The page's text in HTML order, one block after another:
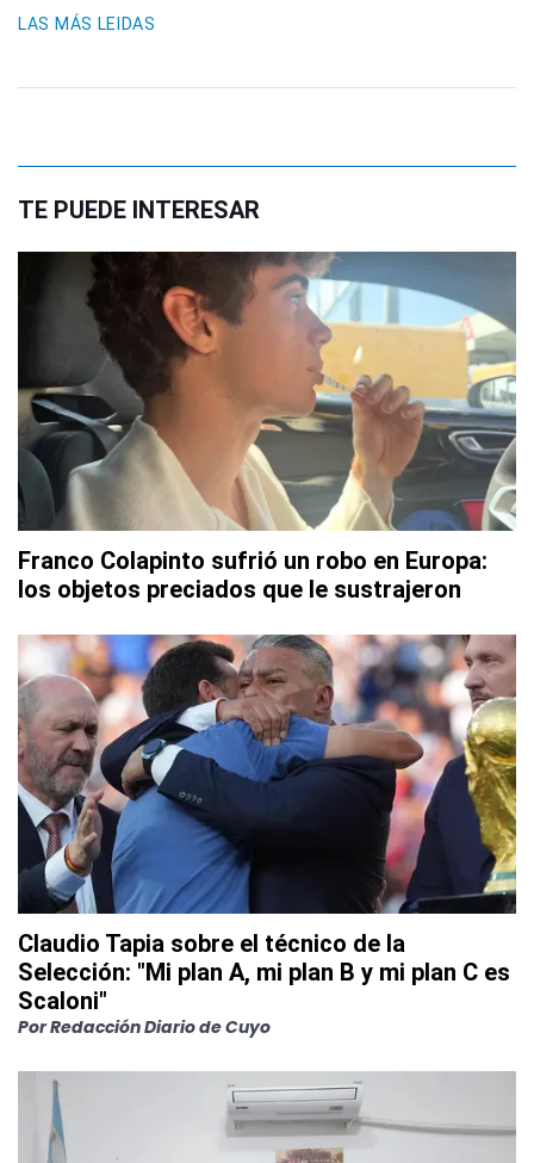
LAS MÁS LEIDAS
TE PUEDE INTERESAR
Franco Colapinto sufrió un robo en Europa:
los objetos preciados que le sustrajeron
Claudio Tapia sobre el técnico de la
Selección: "Mi plan A, mi plan B y mi plan C es
Scaloni"
PorRedacción Diario de Cuyo